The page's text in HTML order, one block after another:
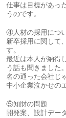
仕事は目標があっ
うのです。
④人材の採用につ
新卒採用に関して
す。
最近は本人が納得
う話も聞きました。
名の通った会社じ
中小企業泣かせの
⑤知財の問題
開発案、設計デー